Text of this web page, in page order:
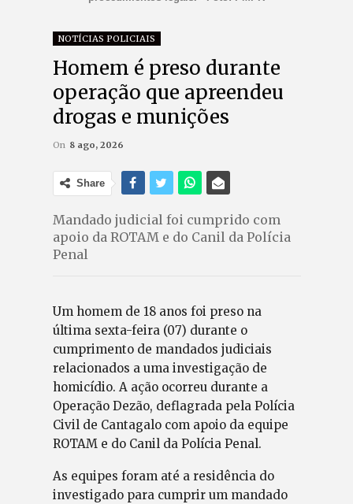
NOTÍCIAS POLICIAIS
Homem é preso durante
operação que apreendeu
drogas e munições
On 8 ago, 2026
Share
Mandado judicial foi cumprido com
apoio da ROTAM e do Canil da Polícia
Penal
Um homem de 18 anos foi preso na
última sexta-feira (07) durante o
cumprimento de mandados judiciais
relacionados a uma investigação de
homicídio. A ação ocorreu durante a
Operação Dezão, deflagrada pela Polícia
Civil de Cantagalo com apoio da equipe
ROTAM e do Canil da Polícia Penal.
As equipes foram até a residência do
investigado para cumprir um mandado